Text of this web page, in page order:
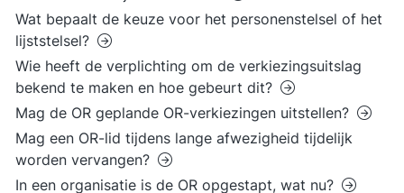
Wat bepaalt de keuze voor het personenstelsel of het
lijststelsel?
Wie heeft de verplichting om de verkiezingsuitslag
bekend te maken en hoe gebeurt dit?
Mag de OR geplande OR-verkiezingen uitstellen?
Mag een OR-lid tijdens lange afwezigheid tijdelijk
worden vervangen?
In een organisatie is de OR opgestapt, wat nu?